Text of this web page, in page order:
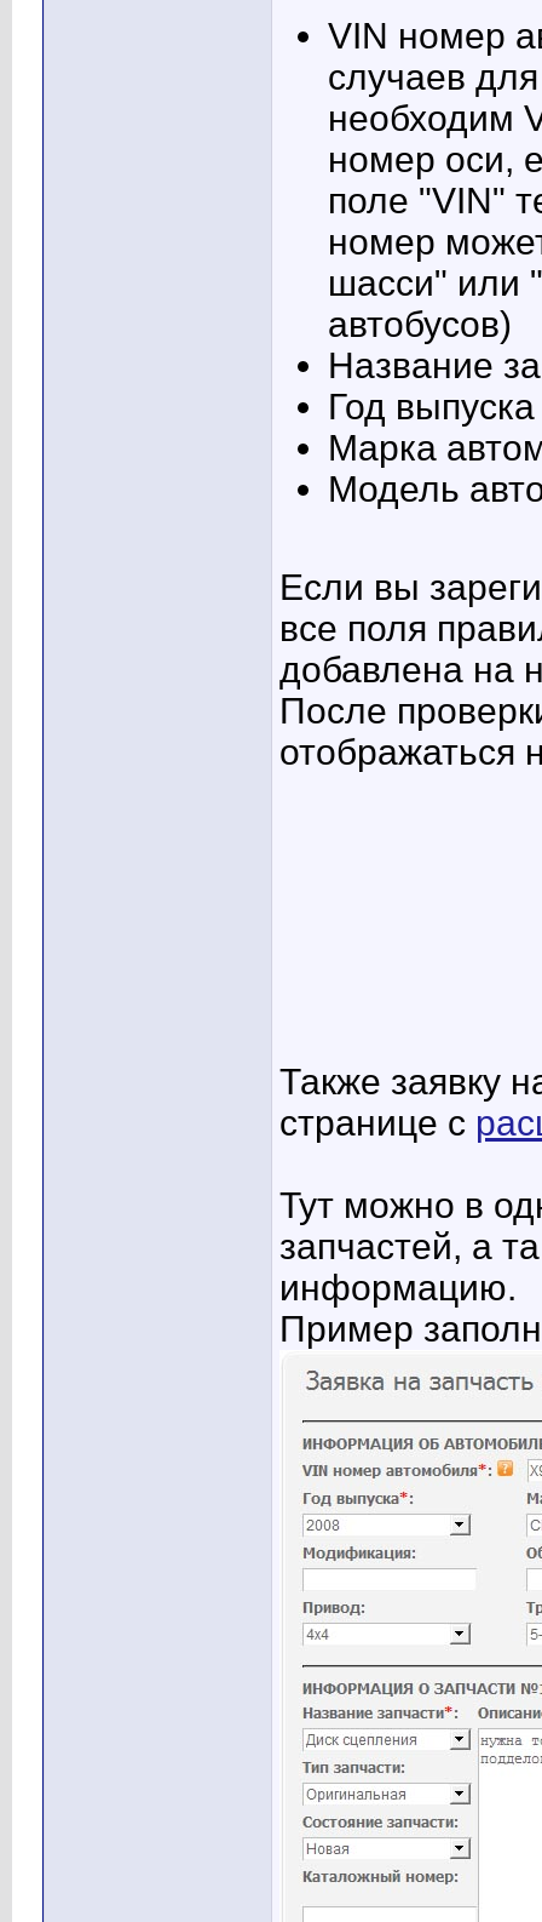
VIN номер
случаев
необходим
номер оси,
поле "VIN"
номер
шасси" или
автобусов)
Название
Год
Марка
Модель
Если вы
все поля
добавлена на
После
отображаться
Также заявку
странице с
Тут можно в
запчастей, а
информацию.
Пример